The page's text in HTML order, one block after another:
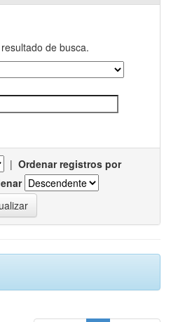
de busca.
| Ordenar registros por